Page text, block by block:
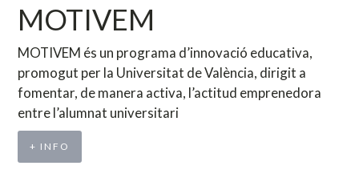
MOTIVEM
MOTIVEM és un programa d’innovació educativa,
promogut per la Universitat de València, dirigit a
fomentar, de manera activa, l’actitud emprenedora
entre l’alumnat universitari
+ INFO